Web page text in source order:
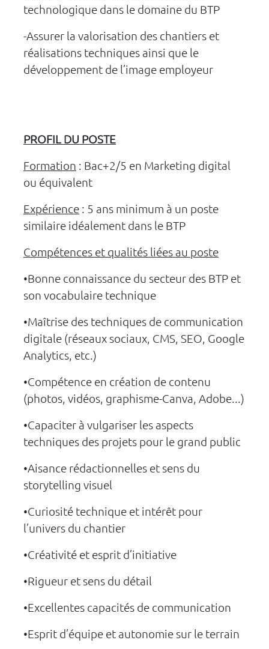
technologique dans le domaine du BTP
-Assurer la valorisation des chantiers et
réalisations techniques ainsi que le
développement de l’image employeur
PROFIL DU POSTE
Formation : Bac+2/5 en Marketing digital
ou équivalent
Expérience : 5 ans minimum à un poste
similaire idéalement dans le BTP
Compétences et qualités liées au poste
•Bonne connaissance du secteur des BTP et
son vocabulaire technique
•Maîtrise des techniques de communication
digitale (réseaux sociaux, CMS, SEO, Google
Analytics, etc.)
•Compétence en création de contenu
(photos, vidéos, graphisme-Canva, Adobe...)
•Capaciter à vulgariser les aspects
techniques des projets pour le grand public
•Aisance rédactionnelles et sens du
storytelling visuel
•Curiosité technique et intérêt pour
l’univers du chantier
•Créativité et esprit d’initiative
•Rigueur et sens du détail
•Excellentes capacités de communication
•Esprit d’équipe et autonomie sur le terrain